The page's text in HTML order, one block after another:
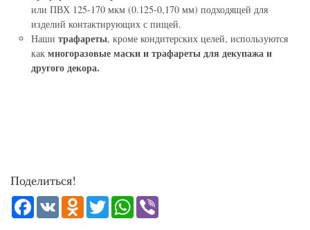
или ПВХ 125-170 мкм (0.125-0,170 мм) подходящей для
изделий контактирующих с пищей.
Наши трафареты, кроме кондитерских целей, используются
как многоразовые маски и трафареты для декупажа и
другого декора.
Поделиться!
Facebook
VK Odnoklassniki
TwitterWhatsApp